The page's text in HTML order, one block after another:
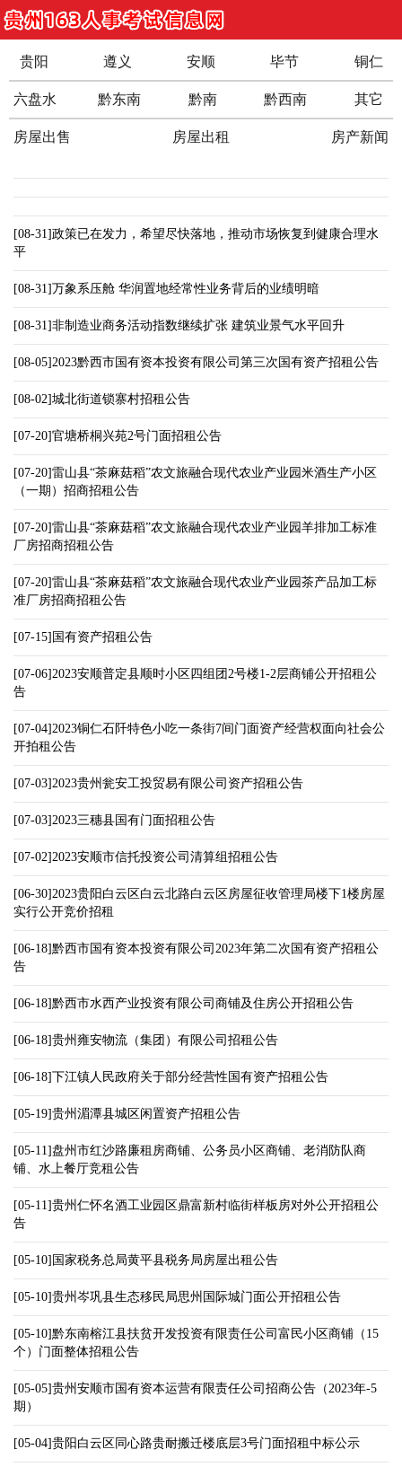
贵阳 遵义 安顺 毕节 铜仁
六盘水 黔东南 黔南 黔西南 其它
房屋出售 房屋出租 房产新闻
[08-31]政策已在发力，希望尽快落地，推动市场恢复到健康合理水
平
[08-31]万象系压舱 华润置地经常性业务背后的业绩明暗
[08-31]非制造业商务活动指数继续扩张 建筑业景气水平回升
[08-05]2023黔西市国有资本投资有限公司第三次国有资产招租公告
[08-02]城北街道锁寨村招租公告
[07-20]官塘桥桐兴苑2号门面招租公告
[07-20]雷山县“茶麻菇稻”农文旅融合现代农业产业园米酒生产小区
（一期）招商招租公告
[07-20]雷山县“茶麻菇稻”农文旅融合现代农业产业园羊排加工标准
厂房招商招租公告
[07-20]雷山县“茶麻菇稻”农文旅融合现代农业产业园茶产品加工标
准厂房招商招租公告
[07-15]国有资产招租公告
[07-06]2023安顺普定县顺时小区四组团2号楼1-2层商铺公开招租公
告
[07-04]2023铜仁石阡特色小吃一条街7间门面资产经营权面向社会公
开拍租公告
[07-03]2023贵州瓮安工投贸易有限公司资产招租公告
[07-03]2023三穗县国有门面招租公告
[07-02]2023安顺市信托投资公司清算组招租公告
[06-30]2023贵阳白云区白云北路白云区房屋征收管理局楼下1楼房屋
实行公开竞价招租
[06-18]黔西市国有资本投资有限公司2023年第二次国有资产招租公
告
[06-18]黔西市水西产业投资有限公司商铺及住房公开招租公告
[06-18]贵州雍安物流（集团）有限公司招租公告
[06-18]下江镇人民政府关于部分经营性国有资产招租公告
[05-19]贵州湄潭县城区闲置资产招租公告
[05-11]盘州市红沙路廉租房商铺、公务员小区商铺、老消防队商
铺、水上餐厅竞租公告
[05-11]贵州仁怀名酒工业园区鼎富新村临街样板房对外公开招租公
告
[05-10]国家税务总局黄平县税务局房屋出租公告
[05-10]贵州岑巩县生态移民局思州国际城门面公开招租公告
[05-10]黔东南榕江县扶贫开发投资有限责任公司富民小区商铺（15
个）门面整体招租公告
[05-05]贵州安顺市国有资本运营有限责任公司招商公告（2023年-5
期）
[05-04]贵阳白云区同心路贵耐搬迁楼底层3号门面招租中标公示